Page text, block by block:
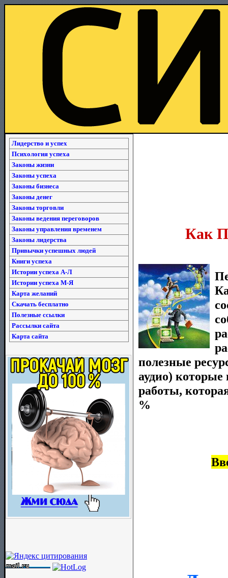
Лидерство и успех
Психология успеха
Законы жизни
Законы успеха
Законы бизнеса
Законы денег
Законы торговли
Законы ведения переговоров
Законы управления временем
Законы лидерства
Привычки успешных людей
Книги успеха
Истории успеха А-Л
Истории успеха М-Я
Карта желаний
Скачать бесплатно
Полезные ссылки
Рассылки сайта
Карта сайта
Как
полезные
аудио)
работы,
%